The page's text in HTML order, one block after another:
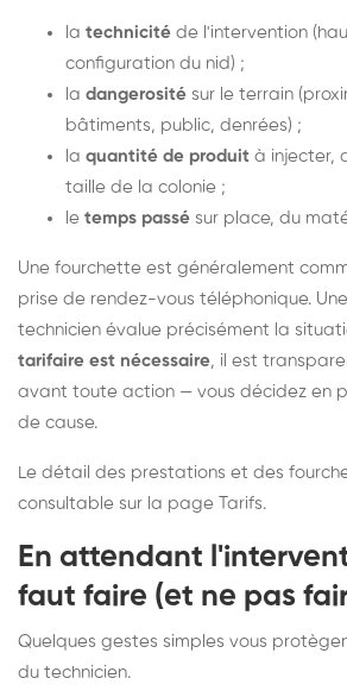
la technicité de l'intervention
configuration du nid) ;
la dangerosité sur le terrain
bâtiments, public, denrées) ;
la quantité de produit à injecter,
taille de la colonie ;
le temps passé sur place, du
Une fourchette est généralement
prise de rendez-vous téléphonique.
technicien évalue précisément la
tarifaire est nécessaire, il est
avant toute action — vous décidez en
de cause.
Le détail des prestations et des
consultable sur la page Tarifs.
En attendant
faut faire (et ne pas
Quelques gestes simples vous
du technicien.